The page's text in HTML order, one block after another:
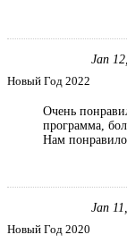
Jan
Новый Год 2022
Очень
программа,
Нам
Jan
Новый Год 2020